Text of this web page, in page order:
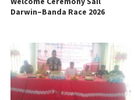
Darwin–Banda Race 2026